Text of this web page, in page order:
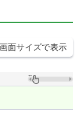
画面サイズで表示